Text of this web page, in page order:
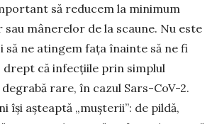
să reducem la minimum
mânerelor de la scaune. Nu este
să ne atingem fața înainte să ne fi
drept că infecțiile prin simplul
rare, în cazul Sars-CoV-2.
își așteaptă „mușterii”: de pildă,